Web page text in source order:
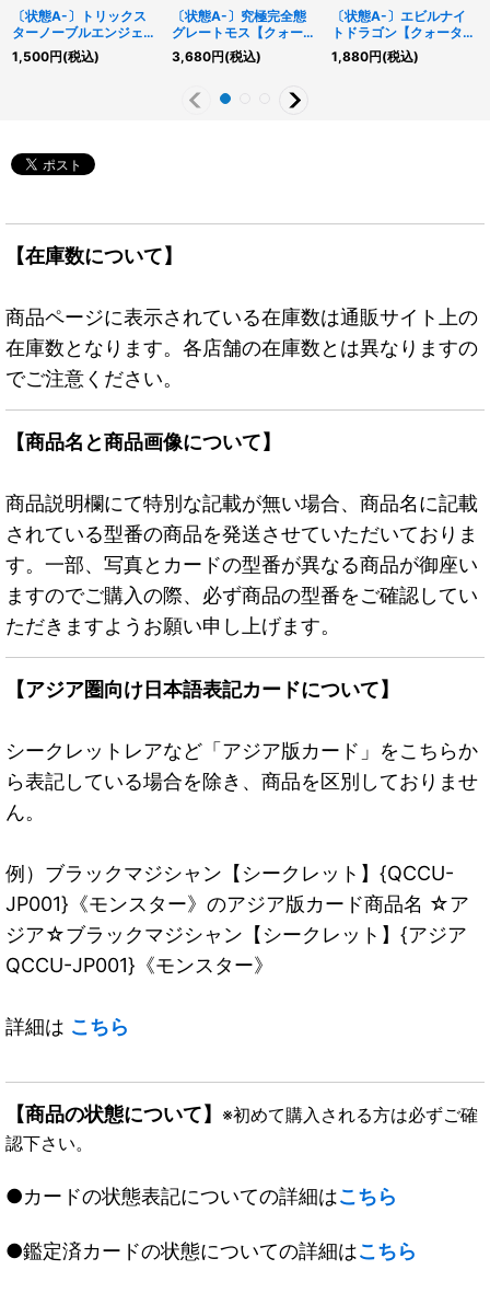
〔状態A-〕トリックス
ターノーブルエンジェル
【クォーターセンチュリ
ーシークレット】
1,500円(税込)
〔状態A-〕究極完全態
グレートモス【クォータ
ーセンチュリーシークレ
ット】{EDC1-JP001}
3,680円(税込)
〔状態A-〕エビルナイ
トドラゴン【クォーター
センチュリーシークレッ
ト】{TDPP-JP015}《モ
1,880円(税込)
【在庫数について】
商品ページに表示されている在庫数は通販サイト上の
在庫数となります。各店舗の在庫数とは異なりますの
でご注意ください。
【商品名と商品画像について】
商品説明欄にて特別な記載が無い場合、商品名に記載
されている型番の商品を発送させていただいておりま
す。一部、写真とカードの型番が異なる商品が御座い
ますのでご購入の際、必ず商品の型番をご確認してい
ただきますようお願い申し上げます。
【アジア圏向け日本語表記カードについて】
シークレットレアなど「アジア版カード」をこちらか
ら表記している場合を除き、商品を区別しておりませ
ん。
例）ブラックマジシャン【シークレット】{QCCU-
JP001}《モンスター》のアジア版カード商品名 ☆ア
ジア☆ブラックマジシャン【シークレット】{アジア
QCCU-JP001}《モンスター》
詳細は こちら
【商品の状態について】 ※初めて購入される方は必ずご確
認下さい。
●カードの状態表記についての詳細はこちら
●鑑定済カードの状態についての詳細はこちら